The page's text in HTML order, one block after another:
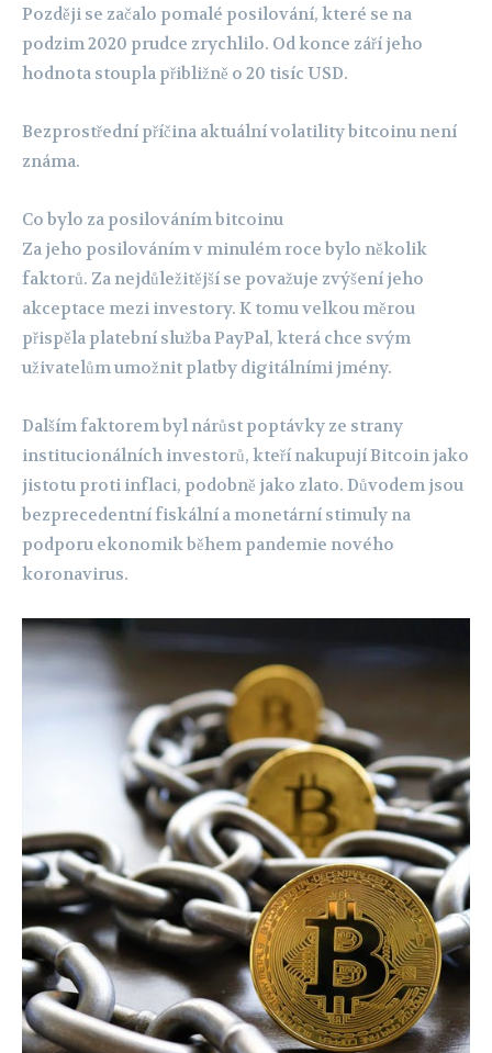
Později se začalo pomalé posilování, které se na
podzim 2020 prudce zrychlilo. Od konce září jeho
hodnota stoupla přibližně o 20 tisíc USD.
Bezprostřední příčina aktuální volatility bitcoinu není
známa.
Co bylo za posilováním bitcoinu
Za jeho posilováním v minulém roce bylo několik
faktorů. Za nejdůležitější se považuje zvýšení jeho
akceptace mezi investory. K tomu velkou měrou
přispěla platební služba PayPal, která chce svým
uživatelům umožnit platby digitálními jmény.
Dalším faktorem byl nárůst poptávky ze strany
institucionálních investorů, kteří nakupují Bitcoin jako
jistotu proti inflaci, podobně jako zlato. Důvodem jsou
bezprecedentní fiskální a monetární stimuly na
podporu ekonomik během pandemie nového
koronavirus.